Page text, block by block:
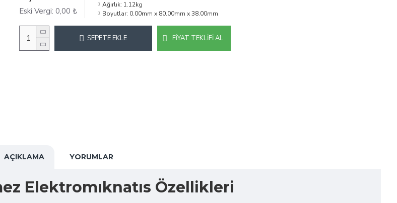
Eski Vergi: 0,00 ₺
Ağırlık: 1.12kg
Boyutlar: 0.00mm x 80.00mm x 38.00mm
SEPETE EKLE FIYAT TEKLIFI AL
AÇIKLAMA YORUMLAR
Elektromıknatıs Özellikleri